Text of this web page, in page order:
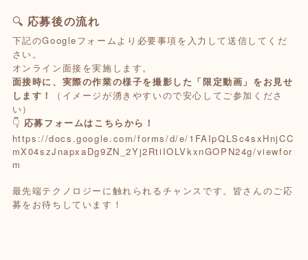
🔍 応募後の流れ
下記のGoogleフォームより必要事項を入力して送信してくだ
さい。
オンライン面接を実施します。
面接時に、実際の作業の様子を撮影した「限定動画」をお見せ
します！
（イメージが湧きやすいので安心してご参加くださ
い）
👇 応募フォームはこちらから！
https://docs.google.com/forms/d/e/1FAIpQLSc4sxHnjCC
mX04szJnapxaDg9ZN_2Yj2RtiIOLVkxnGOPN24g/viewfor
m
最先端テクノロジーに触れられるチャンスです。皆さんのご応
募をお待ちしています！